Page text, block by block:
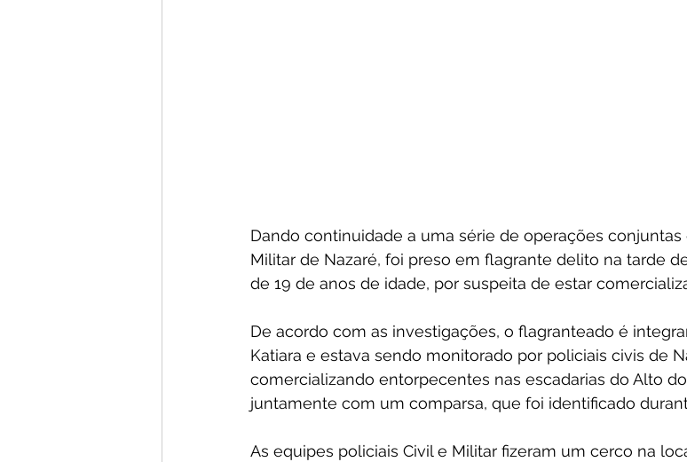
Dando continuidade a uma série de operações conjuntas
Militar de Nazaré, foi preso em flagrante delito na tarde
de 19 de anos de idade, por suspeita de estar
De acordo com as investigações, o flagranteado é
Katiara e estava sendo monitorado por policiais civis de
comercializando entorpecentes nas escadarias do Alto
juntamente com um comparsa, que foi identificado
As equipes policiais Civil e Militar fizeram um cerco na